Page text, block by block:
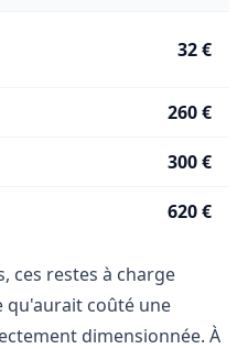
32 €
260 €
300 €
620 €
ces restes à charge
qu'aurait coûté une
dimensionnée. À